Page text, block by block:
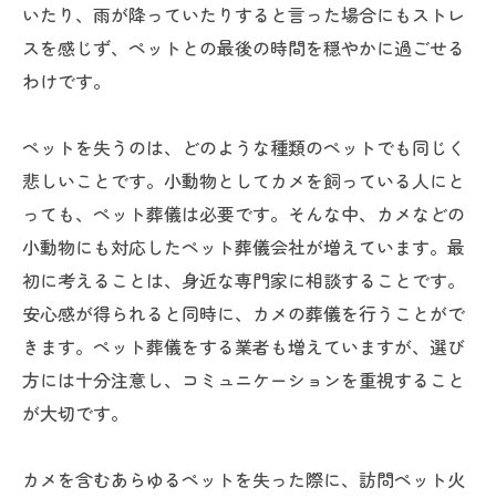
いたり、雨が降っていたりすると言った場合にもストレ
スを感じず、ペットとの最後の時間を穏やかに過ごせる
わけです。
ペットを失うのは、どのような種類のペットでも同じく
悲しいことです。小動物としてカメを飼っている人にと
っても、ペット葬儀は必要です。そんな中、カメなどの
小動物にも対応したペット葬儀会社が増えています。最
初に考えることは、身近な専門家に相談することです。
安心感が得られると同時に、カメの葬儀を行うことがで
きます。ペット葬儀をする業者も増えていますが、選び
方には十分注意し、コミュニケーションを重視すること
が大切です。
カメを含むあらゆるペットを失った際に、訪問ペット火